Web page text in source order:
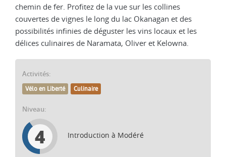
chemin de fer. Profitez de la vue sur les collines
couvertes de vignes le long du lac Okanagan et des
possibilités infinies de déguster les vins locaux et les
délices culinaires de Naramata, Oliver et Kelowna.
Activités:
Vélo en Liberté Culinaire
Niveau:
4 Introduction à Modéré